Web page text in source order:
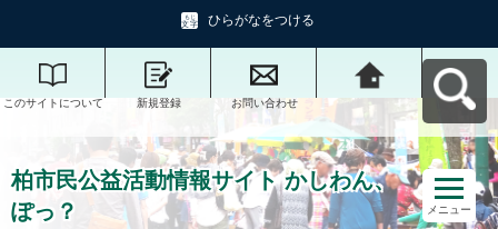
ひらがなをつける
このサイトについて 新規登録 お問い合わせ
柏市民公益活動情報
サイト かしわん、ぽ
っ？へ戻る
柏市民公益活動情報サイト かしわん、
ぽっ？
メニュー